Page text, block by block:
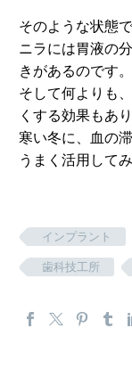
そのような状態
ニラには胃液の
きがあるのです。
そして何よりも
くする効果もあ
寒い冬に、血の
うまく活用して
インプラント
歯科技工所